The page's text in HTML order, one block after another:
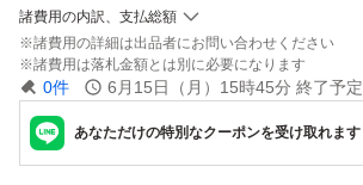
諸費用の内訳、支払総額
諸費用の詳細は出品者にお問い合わせください
諸費用は落札金額とは別に必要になります
0件 6月15日（月）15時45分 終了予定
あなただけの特別なクーポンを受け取れます